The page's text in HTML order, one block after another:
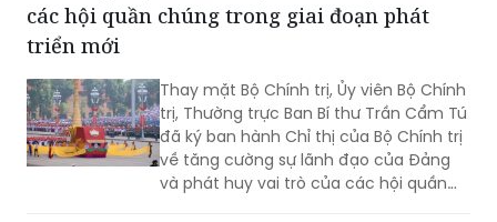
các hội quần chúng trong giai đoạn phát
triển mới
Thay mặt Bộ Chính trị, Ủy viên Bộ Chính
trị, Thường trực Ban Bí thư Trần Cẩm Tú
đã ký ban hành Chỉ thị của Bộ Chính trị
về tăng cường sự lãnh đạo của Đảng
và phát huy vai trò của các hội quần